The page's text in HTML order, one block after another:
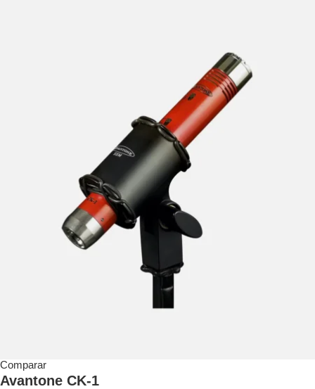
Comparar
Avantone CK-1